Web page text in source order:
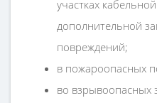
участках
дополнительной
повреждений;
в пожароопасных
во взрывоопасных